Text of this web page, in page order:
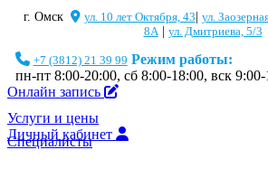
г. Омск ул. 10 лет Октября, 43 ул.
8А| ул. Дмитриева, 5/3
+7 (3812) 21 39 99 Режим работы:
пн-пт 8:00-20:00, сб 8:00-18:00, вск 9:00-
Онлайн запись
Услуги и цены
Личный кабинет
Специалисты